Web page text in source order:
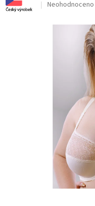
Průměrné
produktu
Neohodnoceno